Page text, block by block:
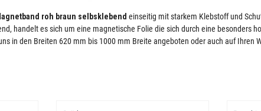
roh braun selbsklebend einseitig mit starkem Klebstoff und
handelt es sich um eine magnetische Folie die sich durch eine besonders
in den Breiten 620 mm bis 1000 mm Breite angeboten oder auch auf Ihren